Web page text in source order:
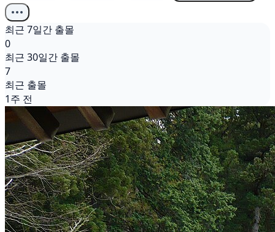
최근 7일간 출몰
0
최근 30일간 출몰
7
최근 출몰
1주 전